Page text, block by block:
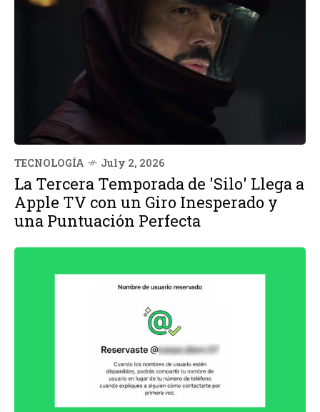
TECNOLOGÍA July 2, 2026
La Tercera Temporada de 'Silo' Llega a
Apple TV con un Giro Inesperado y
una Puntuación Perfecta